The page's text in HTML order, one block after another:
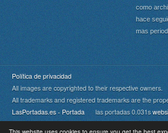
como
hace
mas
Política de privacidad
All images are copyrighted to their respective owners.
All trademarks and registered trademarks are the
LasPortadas.es - Portada las portadas 0.031s